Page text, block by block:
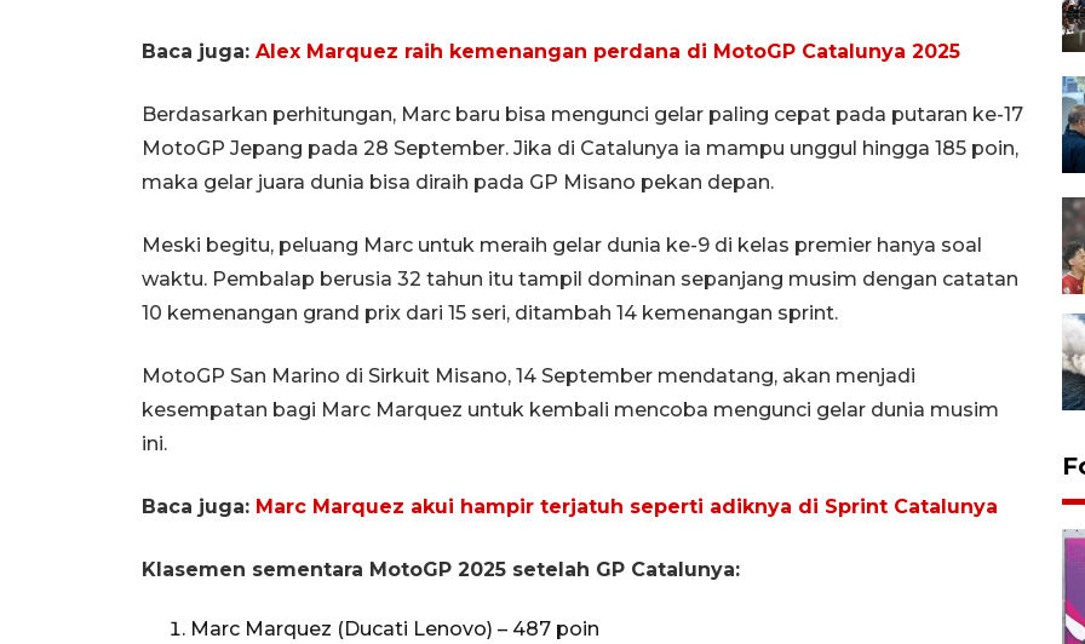
Baca juga: Alex Marquez raih kemenangan perdana di MotoGP Catalunya 2025
Berdasarkan perhitungan, Marc baru bisa mengunci gelar paling cepat pada putaran ke-17
MotoGP Jepang pada 28 September. Jika di Catalunya ia mampu unggul hingga 185 poin,
maka gelar juara dunia bisa diraih pada GP Misano pekan depan.
Meski begitu, peluang Marc untuk meraih gelar dunia ke-9 di kelas premier hanya soal
waktu. Pembalap berusia 32 tahun itu tampil dominan sepanjang musim dengan catatan
10 kemenangan grand prix dari 15 seri, ditambah 14 kemenangan sprint.
MotoGP San Marino di Sirkuit Misano, 14 September mendatang, akan menjadi
kesempatan bagi Marc Marquez untuk kembali mencoba mengunci gelar dunia musim
ini.
Baca juga: Marc Marquez akui hampir terjatuh seperti adiknya di Sprint Catalunya
Klasemen sementara MotoGP 2025 setelah GP Catalunya:
Marc Marquez (Ducati Lenovo) – 487 poin